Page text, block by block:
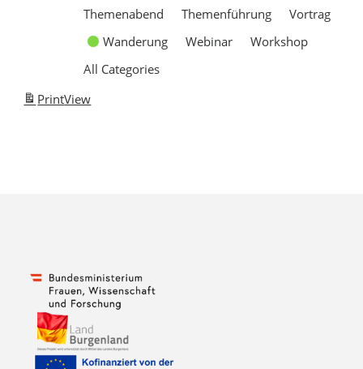
Themenabend
Themenführung
Vortrag
Wanderung
Webinar
Workshop
All Categories
PrintView